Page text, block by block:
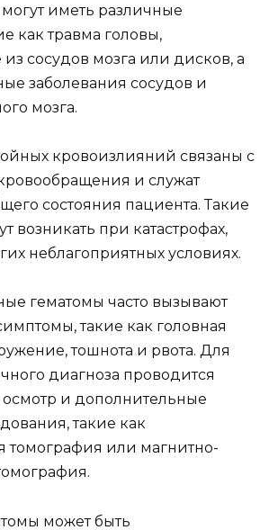
иметь различные
как травма головы,
сосудов мозга или дисков, а
заболевания сосудов и
мозга.
кровоизлияний связаны с
и служат
состояния пациента. Такие
возникать при катастрофах,
неблагоприятных условиях.
гематомы часто вызывают
такие как головная
тошнота и рвота. Для
диагноза проводится
и дополнительные
такие как
томография или магнитно-
может быть